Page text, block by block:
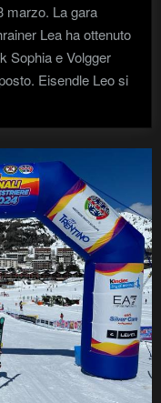
marzo. La gara
Lea ha ottenuto
Sophia e Volgger
Eisendle Leo si